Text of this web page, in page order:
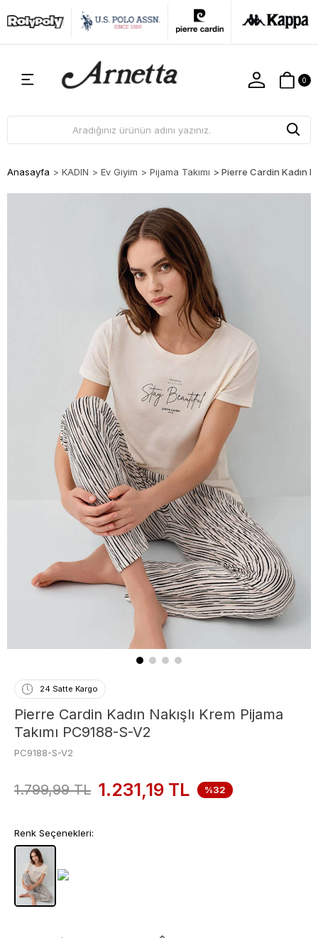
0
Anasayfa > KADIN > Ev Giyim > Pijama Takımı > Pierre Cardin Kadın
24 Satte Kargo
Pierre Cardin Kadın Nakışlı Krem Pijama
Takımı PC9188-S-V2
PC9188-S-V2
1.799,99TL 1.231,19 TL %32
Renk Seçenekleri: